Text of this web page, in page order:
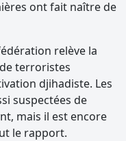
ont fait naître de
relève la
terroristes
djihadiste. Les
suspectées de
mais il est encore
le rapport.